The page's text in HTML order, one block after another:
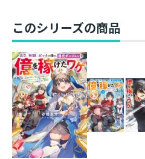
取りがダンジョン探索者だと
置けないと、一策講じること
逆転荒稼ぎダンジョン譚、第
＜コミックス情報＞
「人生そろそろメンドーなの
か？」
秘密のダンジョンで一発逆
ョン譚、開幕！
描き下ろし漫画＆書き下ろし
このシリーズの商品